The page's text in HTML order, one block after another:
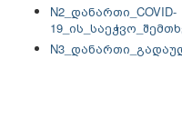
N2_დანართი_COVID-